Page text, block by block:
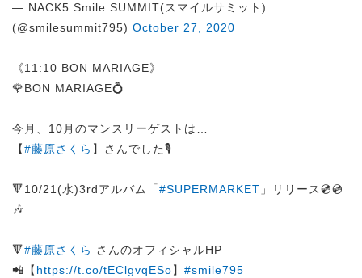
— NACK5 Smile SUMMIT(スマイルサミット)
(@smilesummit795) October 27, 2020
《11:10 BON MARIAGE》
🌹BON MARIAGE💍
今月、10月のマンスリーゲストは…
【#藤原さくら 】さんでした🎙️
🔻10/21(水)3rdアルバム「#SUPERMARKET 」リリース💿💿
🎶
🔻#藤原さくら さんのオフィシャルHP
📲【 https://t.co/tEClgvqESo】 #smile795